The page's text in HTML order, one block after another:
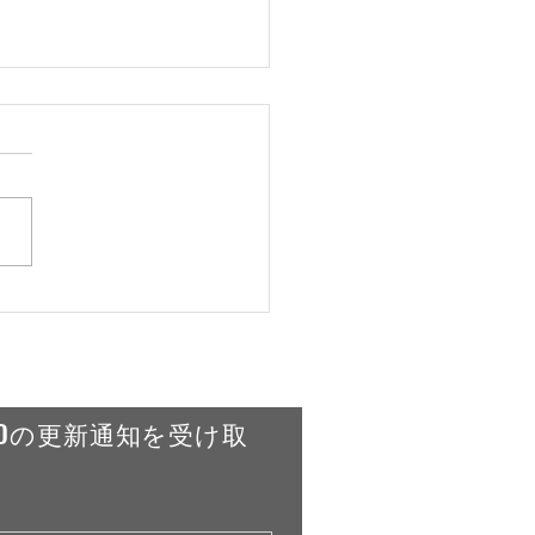
ンネクター
の更新通知を受け取